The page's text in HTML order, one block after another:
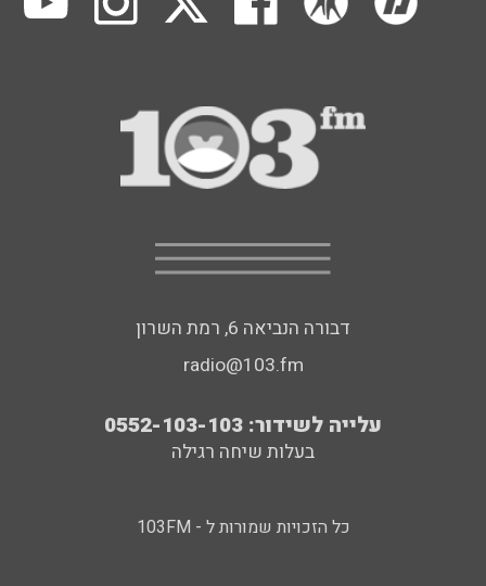
דבורה הנביאה 6, רמת השרון
radio@103.fm
עלייה לשידור: 0552-103-103
בעלות שיחה רגילה
כל הזכויות שמורות ל - 103FM